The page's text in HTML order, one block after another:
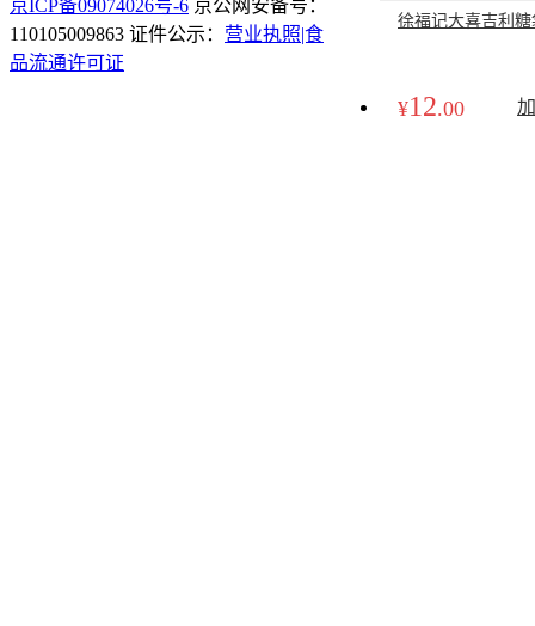
徐福记大喜吉利糖
¥12.00
京ICP备09074026号-6 京公网安备号：
110105009863 证件公示： 营业执照|食
品流通许可证